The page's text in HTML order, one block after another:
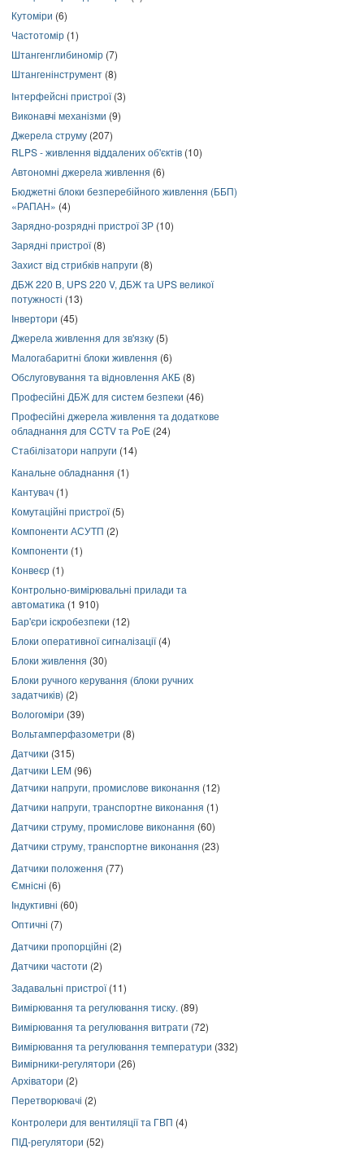
Кутоміри (6)
Частотомір (1)
Штангенглибиномір (7)
Штангенінструмент (8)
Інтерфейсні пристрої(3)
Виконавчі механізми (9)
Джерела струму (207)
RLPS - живлення віддалених об'єктів (10)
Автономні джерела живлення (6)
Бюджетні блоки безперебійного живлення (ББП)
«РАПАН» (4)
Зарядно-розрядні пристрої ЗР (10)
Зарядні пристрої(8)
Захист від стрибків напруги (8)
ДБЖ 220 В, UPS 220 V, ДБЖ та UPS великої
потужності (13)
Інвертори (45)
Джерела живлення для зв'язку (5)
Малогабаритні блоки живлення (6)
Обслуговування та відновлення АКБ (8)
Професійні ДБЖ для систем безпеки (46)
Професійні джерела живлення та додаткове
обладнання для CCTV та PoE (24)
Стабілізатори напруги (14)
Канальне обладнання (1)
Кантувач (1)
Комутаційні пристрої(5)
Компоненти АСУТП (2)
Компоненти (1)
Конвеєр (1)
Контрольно-вимірювальні прилади та
автоматика (1 910)
Бар'єри іскробезпеки (12)
Блоки оперативної сигналізації(4)
Блоки живлення (30)
Блоки ручного керування (блоки ручних
задатчиків) (2)
Вологоміри (39)
Вольтамперфазометри (8)
Датчики (315)
Датчики LEM (96)
Датчики напруги, промислове виконання (12)
Датчики напруги, транспортне виконання (1)
Датчики струму, промислове виконання (60)
Датчики струму, транспортне виконання (23)
Датчики положення (77)
Ємнісні (6)
Індуктивні (60)
Оптичні (7)
Датчики пропорційні (2)
Датчики частоти (2)
Задавальні пристрої(11)
Вимірювання та регулювання тиску. (89)
Вимірювання та регулювання витрати (72)
Вимірювання та регулювання температури (332)
Вимірники-регулятори (26)
Архіватори (2)
Перетворювачі (2)
Контролери для вентиляції та ГВП (4)
ПІД-регулятори (52)